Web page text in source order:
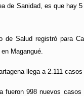
de Sanidad, es que hay
de Salud registró para
Magangué.
llega a 2.111
fueron 998 nuevos